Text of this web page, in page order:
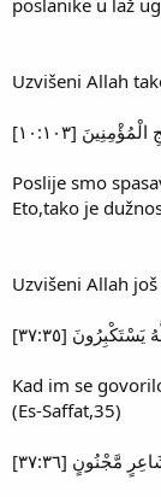
Uzvišeni Allah
[١٠:١٠٣]
Poslije smo
Eto,tako je
Uzvišeni Allah još
[٣٧:٣٥]
Kad im se
(Es-Saffat,35)
مَّجْنُونٍ [٣٧:٣٦]